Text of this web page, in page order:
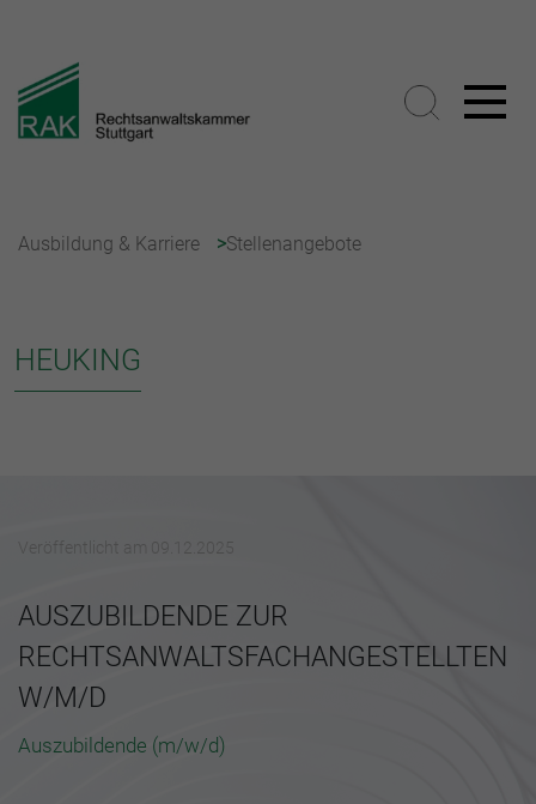
Ausbildung & Karriere Stellenangebote
HEUKING
Veröffentlicht am 09.12.2025
AUSZUBILDENDE ZUR
RECHTSANWALTSFACHANGESTELLTEN
W/M/D
Auszubildende (m/w/d)